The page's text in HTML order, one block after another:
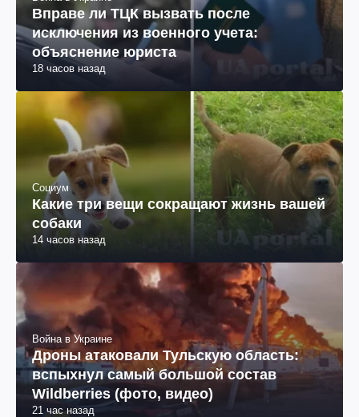
Война в Украине
Вправе ли ТЦК вызвать после
исключения из военного учета:
объяснение юриста
Социум
Какие три вещи сокращают жизнь вашей
собаки
Война в Украине
Дроны атаковали Тульскую область:
вспыхнул самый большой состав
Wildberries (фото, видео)